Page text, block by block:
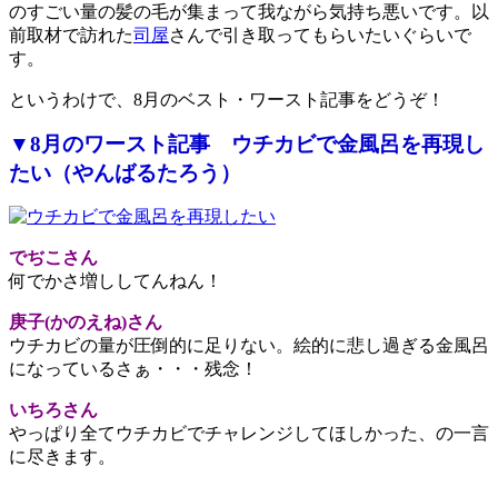
のすごい量の髪の毛が集まって我ながら気持ち悪いです。以
前取材で訪れた司屋さんで引き取ってもらいたいぐらいで
す。
というわけで、8月のベスト・ワースト記事をどうぞ！
▼8月のワースト記事 ウチカビで金風呂を再現し
たい（やんばるたろう）
でぢこさん
何でかさ増ししてんねん！
庚子(かのえね)さん
ウチカビの量が圧倒的に足りない。絵的に悲し過ぎる金風呂
になっているさぁ・・・残念！
いちろさん
やっぱり全てウチカビでチャレンジしてほしかった、の一言
に尽きます。